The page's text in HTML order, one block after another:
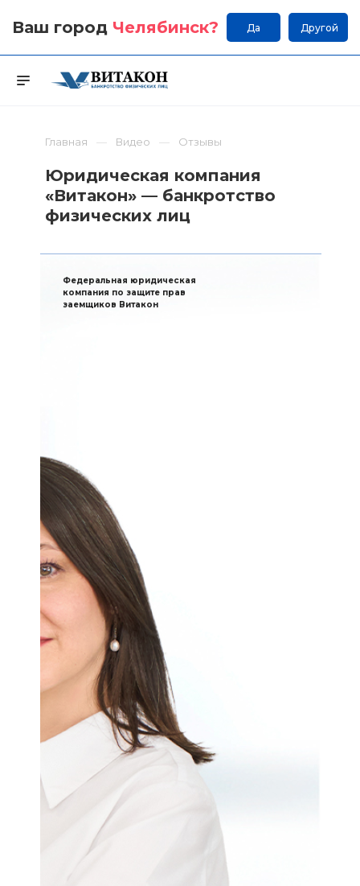
Ваш город Челябинск? Да Другой
Главная Видео Отзывы
Юридическая компания
«Витакон» — банкротство
физических лиц
Федеральная юридическая
компания по защите прав
заемщиков Витакон